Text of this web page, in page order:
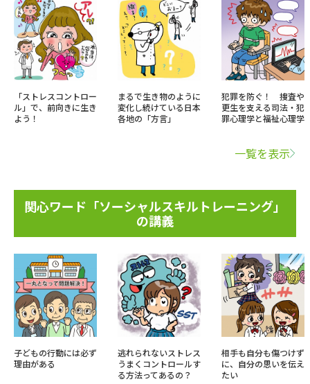
「ストレスコントロー
ル」で、前向きに生き
よう！
まるで生き物のように
変化し続けている日本
各地の「方言」
犯罪を防ぐ！ 捜査や
更生を支える司法・犯
罪心理学と福祉心理学
一覧を表示
関心ワード「ソーシャルスキルトレーニング」
の講義
子どもの行動には必ず
理由がある
逃れられないストレス
うまくコントロールす
る方法ってあるの？
相手も自分も傷つけず
に、自分の思いを伝え
たい